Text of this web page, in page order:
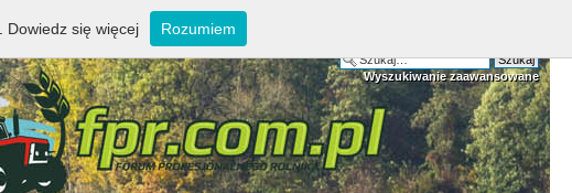
Wyszukiwanie zaawansowane
Dowiedz się więcej Rozumiem